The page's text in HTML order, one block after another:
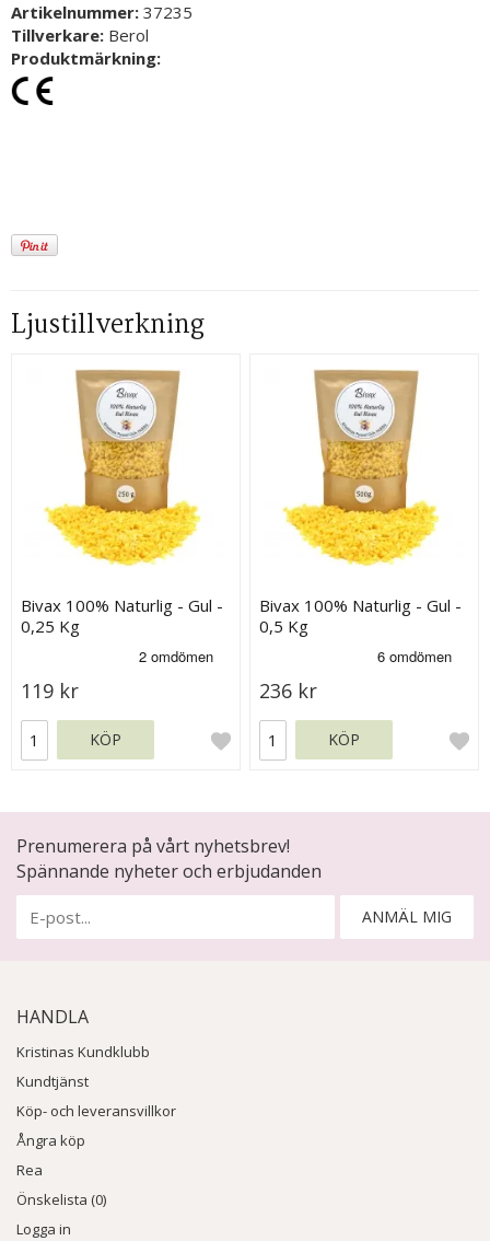
Artikelnummer: 37235
Tillverkare: Berol
Produktmärkning:
Ljustillverkning
Bivax 100% Naturlig - Gul -
0,25 Kg
119 kr
KÖP
Bivax 100% Naturlig - Gul -
0,5 Kg
236 kr
KÖP
Prenumerera på vårt nyhetsbrev!
Spännande nyheter och erbjudanden
ANMÄL MIG
HANDLA
Kristinas Kundklubb
Kundtjänst
Köp- och leveransvillkor
Ångra köp
Rea
Önskelista (0)
Logga in